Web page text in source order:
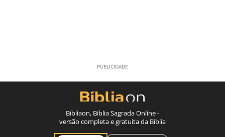
Bíbliaon, Bíblia Sagrada Online -
versão completa e gratuita da Bíblia